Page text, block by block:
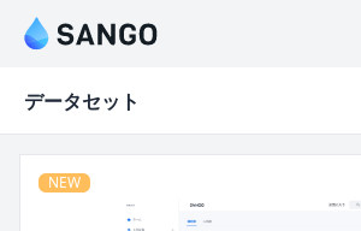
データセット
NEW